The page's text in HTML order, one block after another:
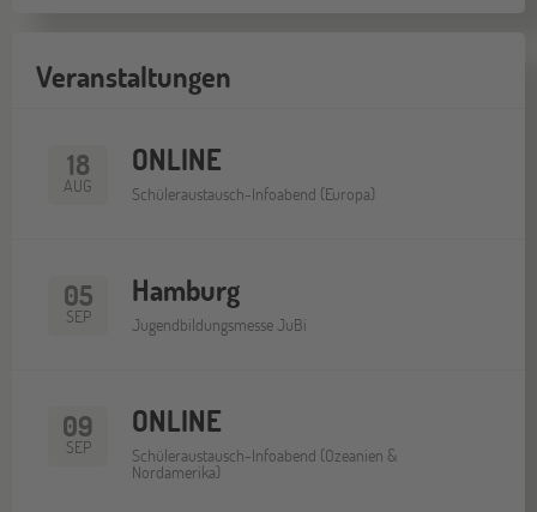
Veranstaltungen
18
AUG
ONLINE
Schüleraustausch-Infoabend (Europa)
05
SEP
Hamburg
Jugendbildungsmesse JuBi
09
SEP
ONLINE
Schüleraustausch-Infoabend (Ozeanien &
Nordamerika)